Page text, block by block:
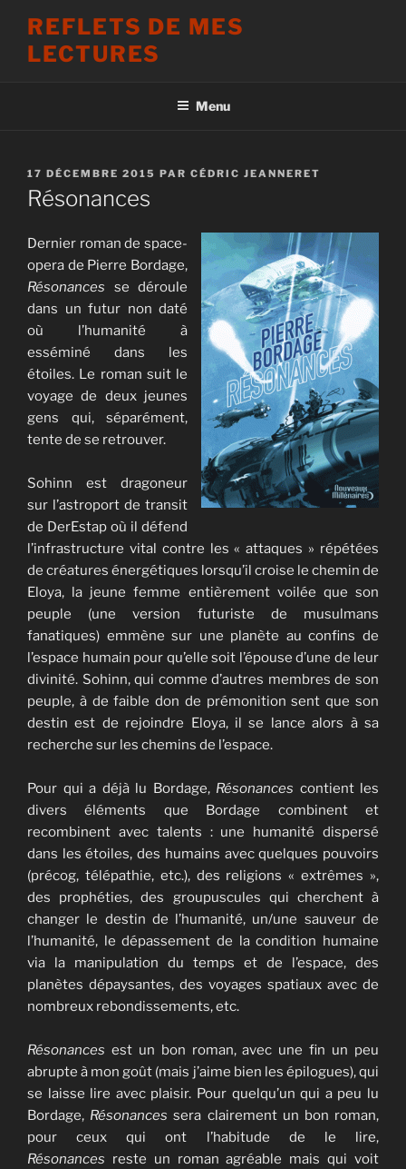
contenu
REFLETS DE MES
LECTURES
Menu
PUBLIÉ
LE
17 DÉCEMBRE 2015 PAR CÉDRIC JEANNERET
Résonances
Dernier roman de space-
opera de Pierre Bordage,
Résonances se déroule
dans un futur non daté
où l’humanité à
esséminé dans les
étoiles. Le roman suit le
voyage de deux jeunes
gens qui, séparément,
tente de se retrouver.
Sohinn est dragoneur
sur l’astroport de transit
de DerEstap où il défend
l’infrastructure vital contre les « attaques » répétées
de créatures énergétiques lorsqu’il croise le chemin de
Eloya, la jeune femme entièrement voilée que son
peuple (une version futuriste de musulmans
fanatiques) emmène sur une planète au confins de
l’espace humain pour qu’elle soit l’épouse d’une de leur
divinité. Sohinn, qui comme d’autres membres de son
peuple, à de faible don de prémonition sent que son
destin est de rejoindre Eloya, il se lance alors à sa
recherche sur les chemins de l’espace.
Pour qui a déjà lu Bordage, Résonances contient les
divers éléments que Bordage combinent et
recombinent avec talents : une humanité dispersé
dans les étoiles, des humains avec quelques pouvoirs
(précog, télépathie, etc.), des religions « extrêmes »,
des prophéties, des groupuscules qui cherchent à
changer le destin de l’humanité, un/une sauveur de
l’humanité, le dépassement de la condition humaine
via la manipulation du temps et de l’espace, des
planètes dépaysantes, des voyages spatiaux avec de
nombreux rebondissements, etc.
Résonances est un bon roman, avec une fin un peu
abrupte à mon goût (mais j’aime bien les épilogues), qui
se laisse lire avec plaisir. Pour quelqu’un qui a peu lu
Bordage, Résonances sera clairement un bon roman,
pour ceux qui ont l’habitude de le lire,
Résonances reste un roman agréable mais qui voit